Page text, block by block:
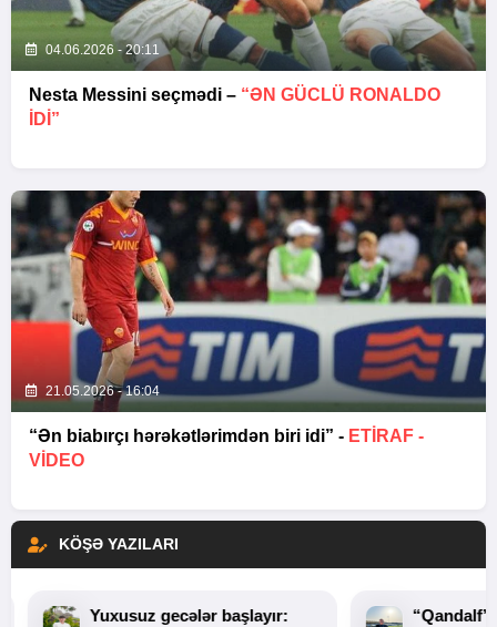
04.06.2026 - 20:11
Nesta Messini seçmədi – “ƏN GÜCLÜ RONALDO
IDI”
21.05.2026 - 16:04
“Ən biabırçı hərəkətlərimdən biri idi” - ETIRAF -
VİDEO
KÖŞƏ YAZILARI
Yuxusuz gecələr başlayır: